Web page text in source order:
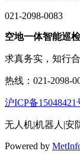
021-2098-0083
空地一体智能巡
求真务实，知行
热线：021-2098-
沪ICP备15048421
无人机|机器人|安
Powered by